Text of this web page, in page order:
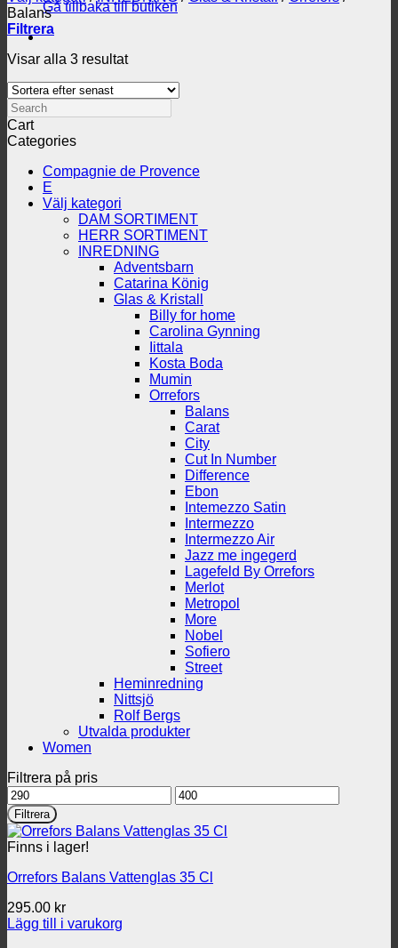
Gå tillbaka till butiken
Balans
Filtrera
Visar alla 3 resultatSortera
senaste
Search
Cart
Categories
Compagnie de Provence
E
Välj kategori
DAM SORTIMENT
HERR SORTIMENT
INREDNING
Adventsbarn
Catarina König
Glas & Kristall
Billy for home
Carolina Gynning
Iittala
Kosta Boda
Mumin
Orrefors
Balans
Carat
City
Cut In Number
Difference
Ebon
Intemezzo Satin
Intermezzo
Intermezzo Air
Jazz me ingegerd
Lagefeld By Orrefors
Merlot
Metropol
More
Nobel
Sofiero
Street
Heminredning
Nittsjö
Rolf Bergs
Utvalda produkter
Women
Filtrera på pris
Min
pris
Max
pris
Filtrera
Finns i lager!
Orrefors Balans Vattenglas 35 Cl
295.00 kr
Lägg till i varukorg